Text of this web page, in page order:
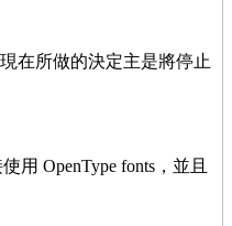
在所做的決定主是將停止
用 OpenType fonts，並且